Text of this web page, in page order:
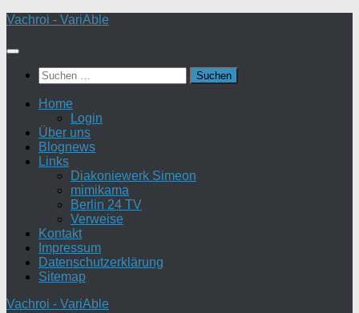
Zum
springen
Vachroi - VariAble
Suchen
nach:
Home
Login
Über uns
Blognews
Links
Diakoniewerk Simeon
mimikama
Berlin 24 TV
Verweise
Kontakt
Impressum
Datenschutzerklärung
Sitemap
Vachroi - VariAble